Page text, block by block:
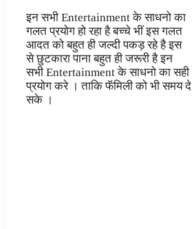
इन सभी Entertainment के साधनो का
गलत प्रयोग हो रहा है बच्चे भीं इस गलत
आदत को बहुत ही जल्दी पकड़ रहे है इस
से छुटकारा पाना बहुत ही जरूरी है इन
सभी Entertainment के साधनो का सही
प्रयोग करे । ताकि फॅमिली को भी समय दे
सके ।